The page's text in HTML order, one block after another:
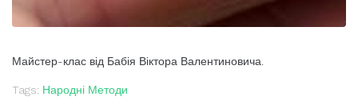
Майстер-клас від Бабія Віктора Валентиновича.
Tags: Народні Методи